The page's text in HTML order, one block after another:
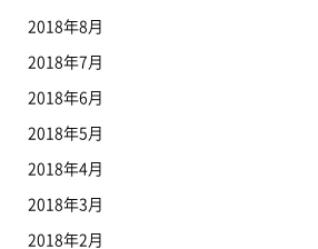
2018年8月
2018年7月
2018年6月
2018年5月
2018年4月
2018年3月
2018年2月